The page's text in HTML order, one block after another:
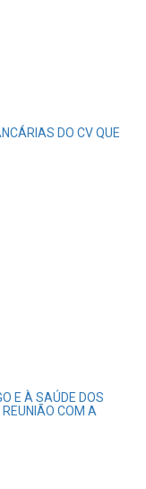
DO CV QUE
E À SAÚDE DOS
COM A